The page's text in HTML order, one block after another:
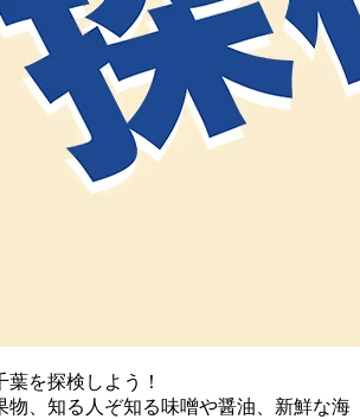
を探検しよう！
物、知る人ぞ知る味噌や醤油、新鮮な海